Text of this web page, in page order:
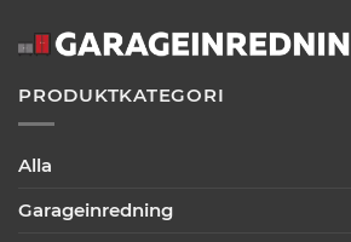
PRODUKTKATEGORI
Alla
Garageinredning